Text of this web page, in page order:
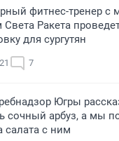
фитнес-тренер с
Ракета
для сургутян
7
Югры
сочный арбуз, а мы
салата с ним